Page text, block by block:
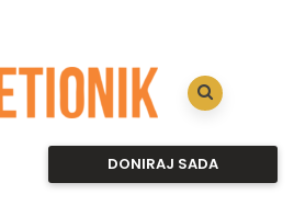
DONIRAJ SADA